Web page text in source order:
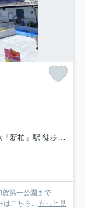
新柏」駅 徒歩17分
賀第一公園まで
はこちら... もっと見